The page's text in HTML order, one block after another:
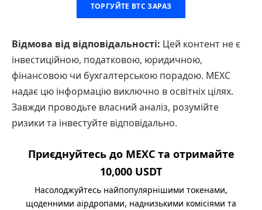
ТОРГУЙТЕ BTC ЗАРАЗ
Відмова від відповідальності: Цей контент не є
інвестиційною, податковою, юридичною,
фінансовою чи бухгалтерською порадою. MEXC
надає цю інформацію виключно в освітніх цілях.
Завжди проводьте власний аналіз, розумійте
ризики та інвестуйте відповідально.
Приєднуйтесь до MEXC та отримайте
10,000 USDT
Насолоджуйтесь найпопулярнішими токенами,
щоденними аірдропами, наднизькими комісіями та